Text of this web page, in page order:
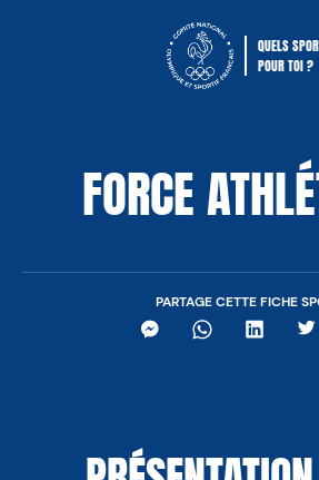
Comité National
QUELS
POUR TOI ?
FORCE
PARTAGE CETTE FICHE
MessengerWhatsAppLinkedIn